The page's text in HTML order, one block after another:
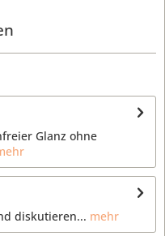
Glanz ohne
diskutieren... mehr